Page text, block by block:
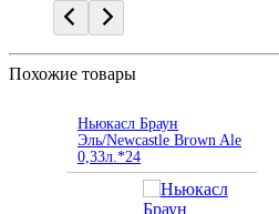
Похожие товары
Ньюкасл Браун
Эль/Newcastle Brown Ale
0,33л.*24